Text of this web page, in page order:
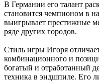
В Германии его талант
становится чемпионом в
выигрывает престижные
ряде других городов.
Стиль игры Игоря
комбинационного и
богатый и отработанный
техника в эндшпиле. Его